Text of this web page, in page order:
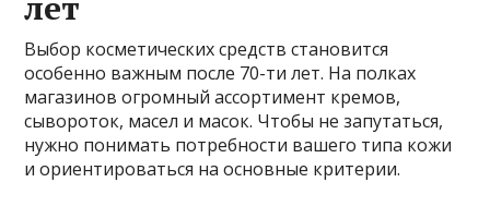
Выбор косметических средств становится
особенно важным после 70-ти лет. На полках
магазинов огромный ассортимент кремов,
сывороток, масел и масок. Чтобы не запутаться,
нужно понимать потребности вашего типа кожи
и ориентироваться на основные критерии.